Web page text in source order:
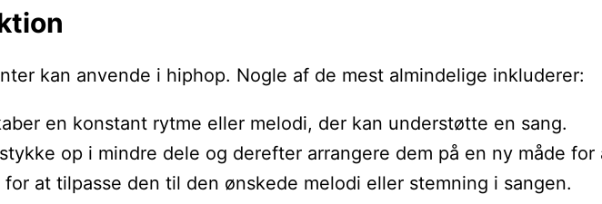
kan anvende i hiphop. Nogle af de mest almindelige inkluderer:
en konstant rytme eller melodi, der kan understøtte en sang.
op i mindre dele og derefter arrangere dem på en ny måde
at tilpasse den til den ønskede melodi eller stemning i sangen.